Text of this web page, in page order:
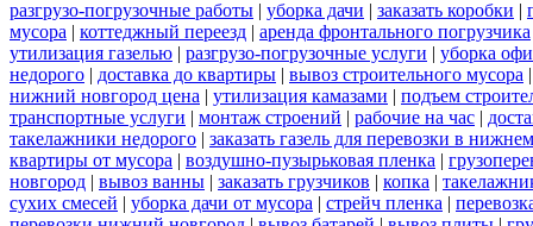
разгрузо-погрузочные работы | уборка дачи | заказать коробки |
мусора | коттеджный переезд | аренда фронтального погрузчика
утилизация газелью | разгрузо-погрузочные услуги | уборка
недорого | доставка до квартиры | вывоз строительного мусора
нижний новгород цена | утилизация камазами | подъем
транспортные услуги | монтаж строений | рабочие на час |
такелажники недорого | заказать газель для перевозки в
квартиры от мусора | воздушно-пузырьковая пленка |
новгород | вывоз ванны | заказать грузчиков | копка |
сухих смесей | уборка дачи от мусора | стрейч пленка |